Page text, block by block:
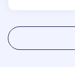
hebben
ontwikkeling